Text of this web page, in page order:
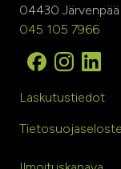
04430 Järvenpää
045 105 7966
Laskutustiedot
Tietosuojaseloste